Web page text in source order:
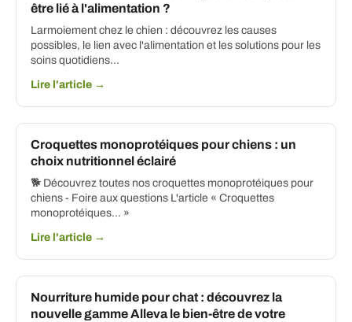
être lié à l'alimentation ?
Larmoiement chez le chien : découvrez les causes
possibles, le lien avec l'alimentation et les solutions pour les
soins quotidiens...
Lire l'article →
Croquettes monoprotéiques pour chiens : un
choix nutritionnel éclairé
🐕 Découvrez toutes nos croquettes monoprotéiques pour
chiens - Foire aux questions L'article « Croquettes
monoprotéiques... »
Lire l'article →
Nourriture humide pour chat : découvrez la
nouvelle gamme Alleva le bien-être de votre